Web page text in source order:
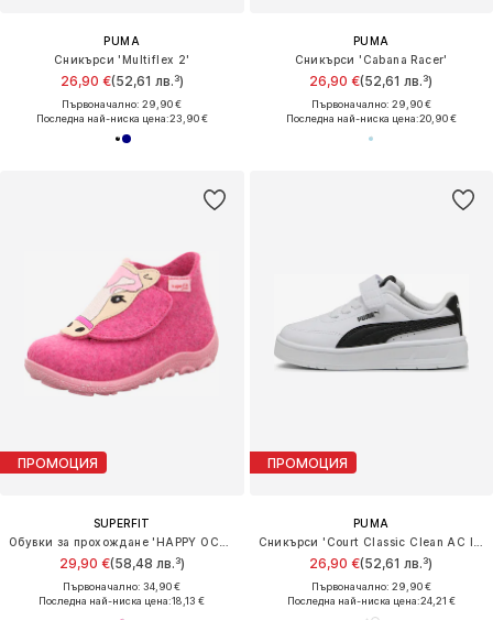
PUMA
Сникърси 'Multiflex 2'
26,90 €(52,61 лв.³)
Първоначално: 29,90 €
Последна най-ниска цена:23,90 €
PUMA
Сникърси 'Cabana Racer'
26,90 €(52,61 лв.³)
Първоначално: 29,90 €
Последна най-ниска цена:20,90 €
ПРОМОЦИЯ
SUPERFIT
29,90 €(58,48 лв.³)
Първоначално: 34,90 €
Последна най-ниска цена:18,13 €
ПРОМОЦИЯ
PUMA
26,90 €(52,61 лв.³)
Първоначално: 29,90 €
Последна най-ниска цена:24,21 €